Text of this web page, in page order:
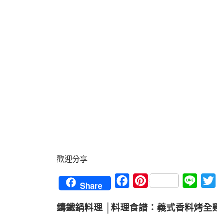
歡迎分享
Share FacebookPinterest Line
鑄鐵鍋料理 │料理食譜：義式香料烤全